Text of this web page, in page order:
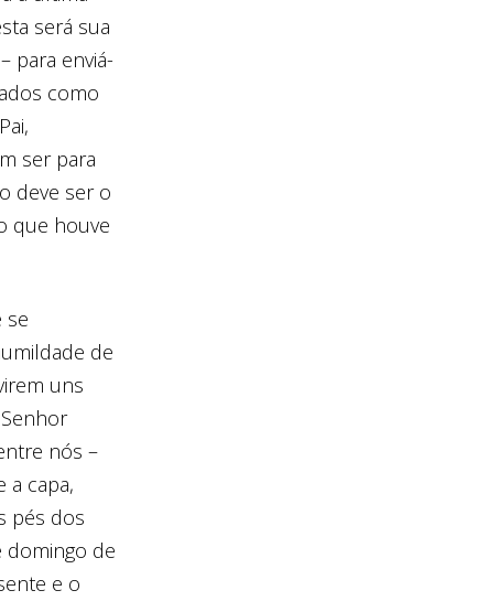
será sua
para enviá-
como
ser para
deve ser o
que houve
se
de
uns
nós –
a capa,
pés dos
domingo de
e o